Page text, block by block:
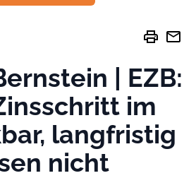
print mail
| EZB:
im
langfristig
nicht